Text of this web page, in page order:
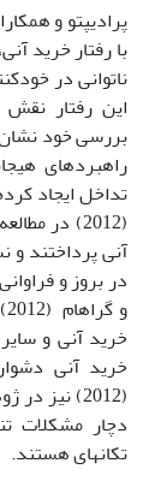
با رفتار خرید
ناتوانی در
بررسی خود نشان
راهبردهای
تداخل ایجاد
(2012) در
آنی پرداختند و
در بروز و
خرید آنی و
خرید آنی
(2012) نیز
دچار مشکلات
تکانه­ای هستند.